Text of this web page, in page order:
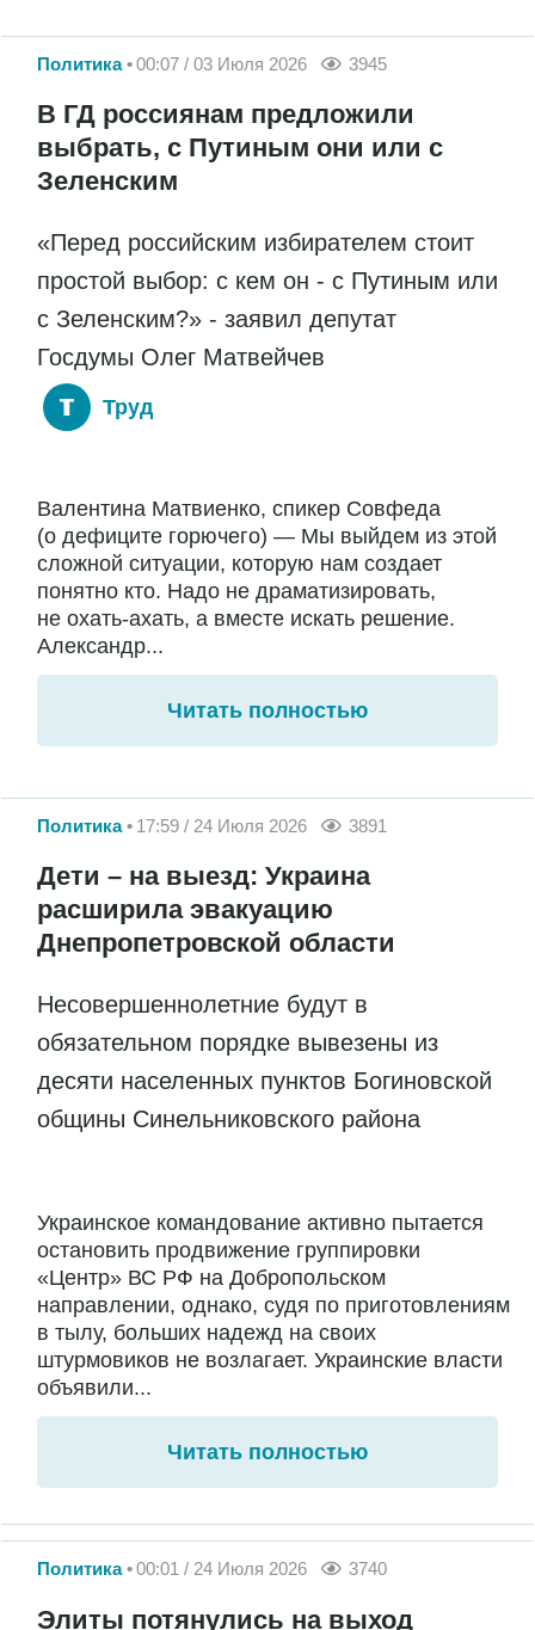
Политика 00:07 / 03 Июля 2026 3945
В ГД россиянам предложили
выбрать, с Путиным они или с
Зеленским
«Перед российским избирателем стоит
простой выбор: с кем он - с Путиным или
с Зеленским?» - заявил депутат
Госдумы Олег Матвейчев
Труд
Валентина Матвиенко, спикер Совфеда
(о дефиците горючего) — Мы выйдем из этой
сложной ситуации, которую нам создает
понятно кто. Надо не драматизировать,
не охать-ахать, а вместе искать решение.
Александр...
Читать полностью
Политика 17:59 / 24 Июля 2026 3891
Дети – на выезд: Украина
расширила эвакуацию
Днепропетровской области
Несовершеннолетние будут в
обязательном порядке вывезены из
десяти населенных пунктов Богиновской
общины Синельниковского района
Украинское командование активно пытается
остановить продвижение группировки
«Центр» ВС РФ на Добропольском
направлении, однако, судя по приготовлениям
в тылу, больших надежд на своих
штурмовиков не возлагает. Украинские власти
объявили...
Читать полностью
Политика 00:01 / 24 Июля 2026 3740
Элиты потянулись на выход